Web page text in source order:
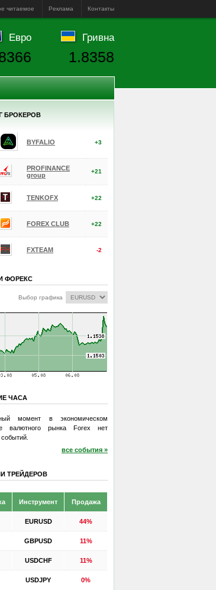
читаемое Реклама Контакты
БРОКЕРОВ
BYFALIO +3
PROFINANCE
group
+21
TENKOFX +22
FOREX CLUB +22
FXTEAM -2
ФОРЕКС
Выбор графика
ЧАСА
момент в экономическом
валютного рынка Forex нет
все события »
ТРЕЙДЕРОВ
Инструмент Продажа
EURUSD 44%
GBPUSD 11%
USDCHF 11%
USDJPY 0%
Евро Гривна
1.8358